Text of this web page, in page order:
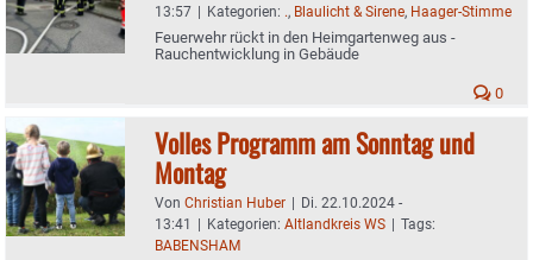
13:57 | Kategorien: ., Blaulicht & Sirene, Haager-Stimme
Feuerwehr rückt in den Heimgartenweg aus -
Rauchentwicklung in Gebäude
0
Volles Programm am Sonntag und
Montag
Von Christian Huber | Di. 22.10.2024 -
13:41 | Kategorien: Altlandkreis WS | Tags:
BABENSHAM